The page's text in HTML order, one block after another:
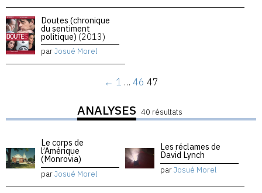
Doutes (chronique
du sentiment
politique) (2013)
parJosué Morel
← 1 … 46 47
ANALYSES 40 résultats
Le corps de
l’Amérique
(Monrovia)
parJosué Morel
Les réclames de
David Lynch
parJosué Morel